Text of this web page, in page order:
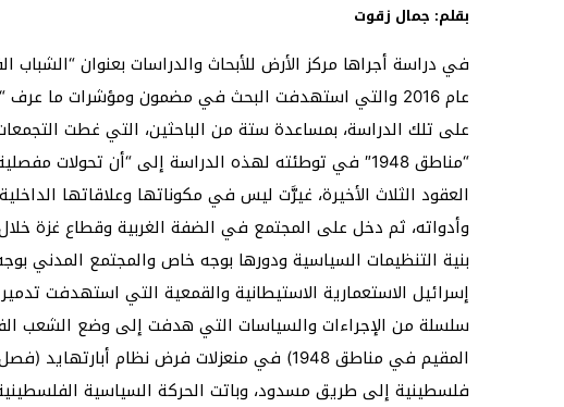
بقلم: جمال زقوت
في دراسة أجراها مركز الأرض للأبحاث والدراسات بعنوان
عام 2016 والتي استهدفت البحث في مضمون ومؤشرات ما
على تلك الدراسة، بمساعدة ستة من الباحثين، التي غطت
“مناطق 1948″ في توطئته لهذه الدراسة إلى “أن
العقود الثلاث الأخيرة، غيرَّت ليس في مكوناتها وعلاقاتها
وأدواته، ثم دخل على المجتمع في الضفة الغربية وقطاع غزة
بنية التنظيمات السياسية ودورها بوجه خاص والمجتمع المدني
إسرائيل الاستعمارية الاستيطانية والقمعية التي استهدفت
سلسلة من الإجراءات والسياسات التي هدفت إلى وضع الشعب
المقيم في مناطق 1948) في منعزلات فرض نظام
فلسطينية إلى طريق مسدود، وباتت الحركة السياسية